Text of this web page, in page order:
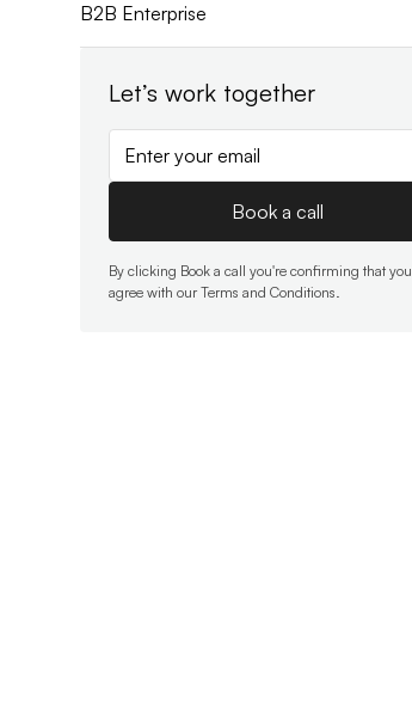
B2B Enterprise
Let’s work together
By clicking Book a call you're confirming that you
agree with ourTerms and Conditions.